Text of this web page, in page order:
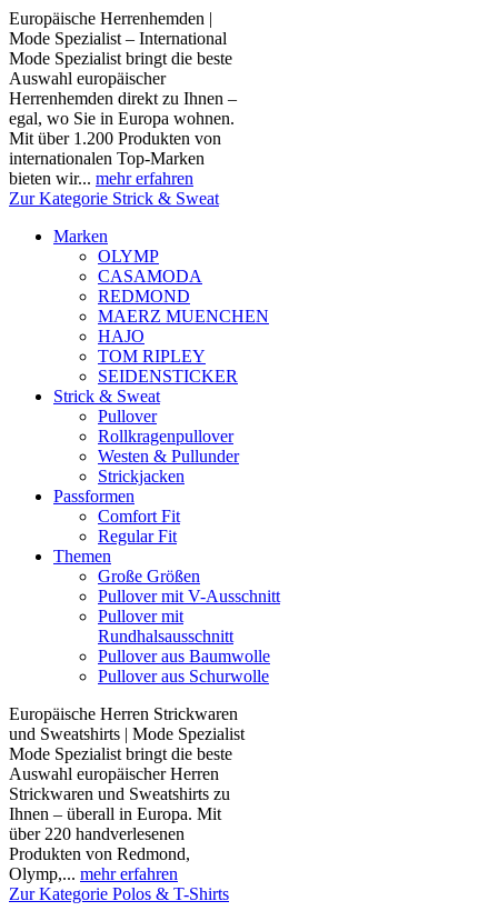
Europäische Herrenhemden |
Mode Spezialist – International
Mode Spezialist bringt die beste
Auswahl europäischer
Herrenhemden direkt zu Ihnen –
egal, wo Sie in Europa wohnen.
Mit über 1.200 Produkten von
internationalen Top-Marken
bieten wir... mehr erfahren
Zur Kategorie Strick & Sweat
Marken
OLYMP
CASAMODA
REDMOND
MAERZ MUENCHEN
HAJO
TOM RIPLEY
SEIDENSTICKER
Strick & Sweat
Pullover
Rollkragenpullover
Westen & Pullunder
Strickjacken
Passformen
Comfort Fit
Regular Fit
Themen
Große Größen
Pullover mit V-Ausschnitt
Pullover mit
Rundhalsausschnitt
Pullover aus Baumwolle
Pullover aus Schurwolle
Europäische Herren Strickwaren
und Sweatshirts | Mode Spezialist
Mode Spezialist bringt die beste
Auswahl europäischer Herren
Strickwaren und Sweatshirts zu
Ihnen – überall in Europa. Mit
über 220 handverlesenen
Produkten von Redmond,
Olymp,... mehr erfahren
Zur Kategorie Polos & T-Shirts